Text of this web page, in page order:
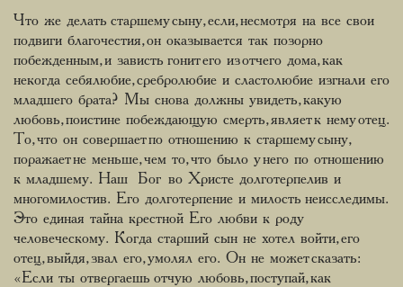
Что же делать старшему сыну, если, несмотря на все свои
подвиги благочестия, он оказывается так позорно
побежденным, и зависть гонит его из отчего дома, как
некогда себялюбие, сребролюбие и сластолюбие изгнали его
младшего брата? Мы снова должны увидеть, какую
любовь, поистине побеждающую смерть, являет к нему отец.
То, что он совершает по отношению к старшему сыну,
поражает не меньше, чем то, что было у него по отношению
к младшему. Наш Бог во Христе долготерпелив и
многомилостив. Его долготерпение и милость неисследимы.
Это единая тайна крестной Его любви к роду
человеческому. Когда старший сын не хотел войти, его
отец, выйдя, звал его, умолял его. Он не может сказать:
«Если ты отвергаешь отчую любовь, поступай, как